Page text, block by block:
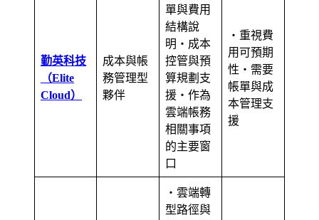
勤英科技
（Elite
Cloud）
成本與帳
務管理型
夥伴
單與費用
結構說
明・成本
控管與預
算規劃支
援・作為
雲端帳務
相關事項
的主要窗
口
・重視費
用可預期
性・需要
帳單與成
本管理支
援
・雲端轉
型路徑與